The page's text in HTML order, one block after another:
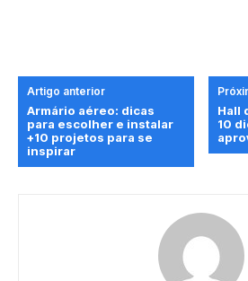
Artigo anterior
Armário aéreo: dicas
para escolher e instalar
+10 projetos para se
inspirar
Hall
10